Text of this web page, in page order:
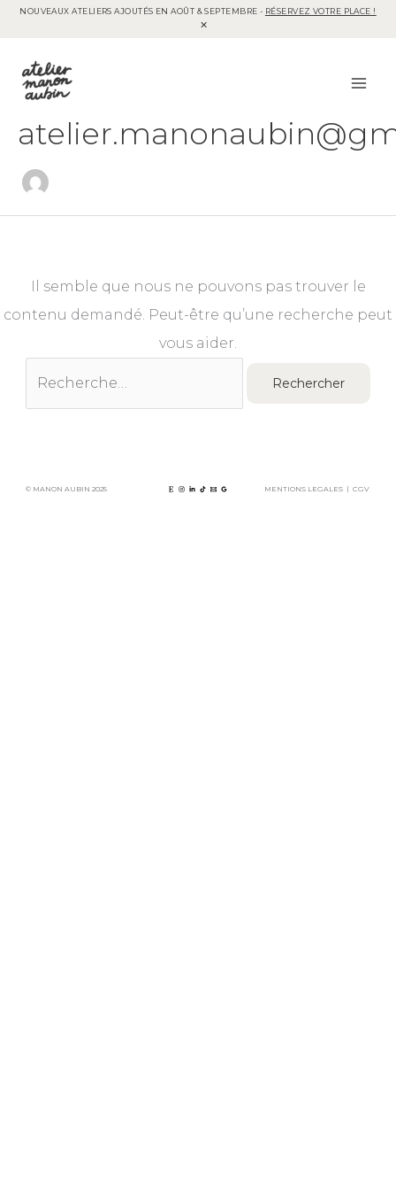
NOUVEAUX ATELIERS AJOUTÉS EN AOÛT & SEPTEMBRE - RÉSERVEZ VOTRE PLACE !
Il semble que nous ne pouvons pas trouver le
contenu demandé. Peut-être qu’une recherche peut
vous aider.
© MANON AUBIN 2025 MENTIONS LEGALES| CGV